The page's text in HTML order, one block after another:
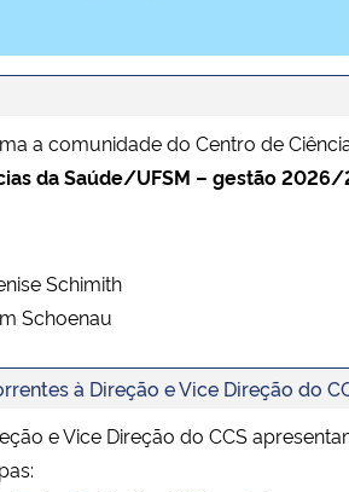
a comunidade do Centro de
da Saúde/UFSM – gestão
Schimith
Schoenau
à Direção e Vice Direção do
e Vice Direção do CCS